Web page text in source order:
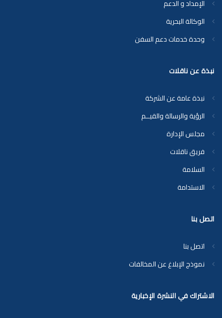
اتصل بنا
اتصل بنا
نموذج الإبلاغ عن المخالفات
الاشتراك في النشرة الإخبارية
الإمداد و الدعم
الوكالة البحرية
وحدة خدمات دعم السفن
نبذة عن ناقلات
نبذة عامة عن الشركة
الرؤية والرسالة والقيــم
مجلس الإدارة
فريق ناقلات
السلامة
الاستدامة